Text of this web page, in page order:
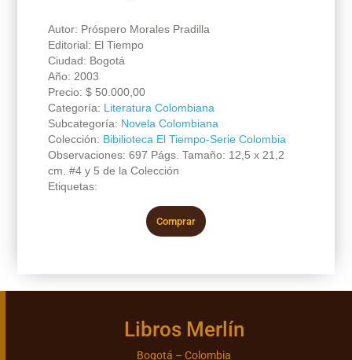
Autor: Próspero Morales Pradilla
Editorial: El Tiempo
Ciudad: Bogotá
Año: 2003
Precio: $50.000,00
Categoría: Literatura Colombiana
Subcategoría: Novela Colombiana
Colección: Bibilioteca El Tiempo-Serie Colombia
Observaciones: 697 Págs. Tamaño: 12,5 x 21,2
cm. #4 y 5 de la Colección
Etiquetas:
Comprar
Libros Merlín
Bogotá – Colombia